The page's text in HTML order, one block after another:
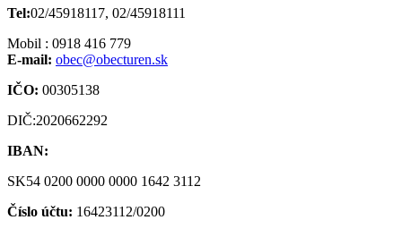
Tel:02/45918117, 02/45918111
Mobil : 0918 416 779
E-mail: obec@obecturen.sk
IČO: 00305138
DIČ:2020662292
IBAN:
SK54 0200 0000 0000 1642 3112
Číslo účtu: 16423112/0200